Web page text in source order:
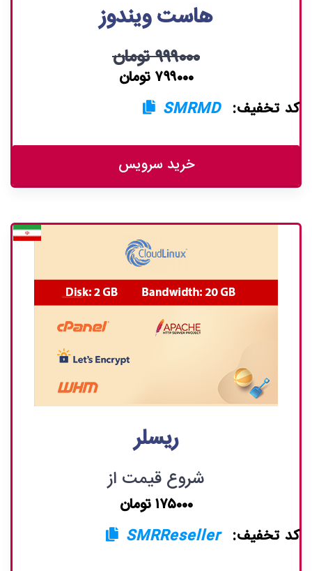
هاست ویندوز
۹۹۹۰۰۰ تومان
۷۹۹۰۰۰ تومان
کد تخفیف: SMRMD
خرید سرویس
ریسلر
شروع قیمت از
۱۷۵۰۰۰ تومان
کد تخفیف: SMRReseller